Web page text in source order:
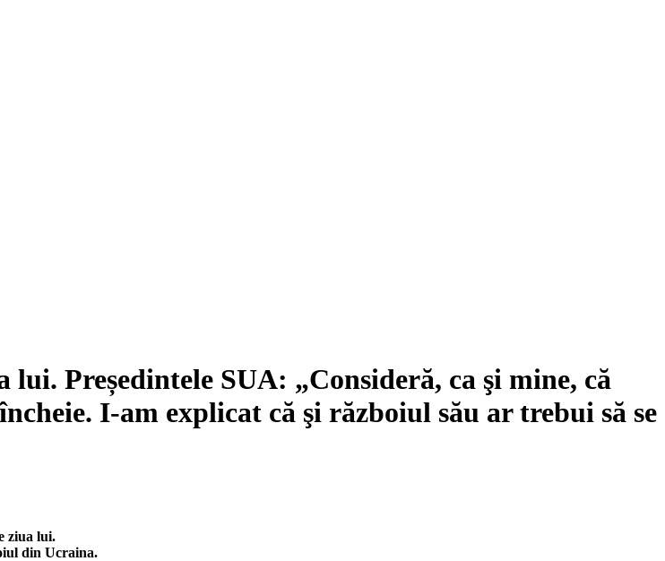
Președintele SUA: „Consideră, ca şi mine, că
I-am explicat că şi războiul său ar trebui să se
ziua lui.
din Ucraina.